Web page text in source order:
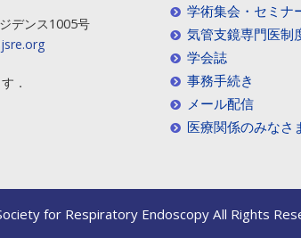
デンス1005号
．
学術集会・セミナ
気管支鏡専門医制
学会誌
事務手続き
メール配信
医療関係のみなさ
for Respiratory Endoscopy All Rights